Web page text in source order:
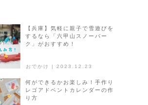
おでかけ | 2023.12.23
【兵庫】気軽に親子で雪遊びを
するなら「六甲山スノーパー
ク」がおすすめ！
何ができるかお楽しみ！手作り
レゴアドベントカレンダーの作
り方